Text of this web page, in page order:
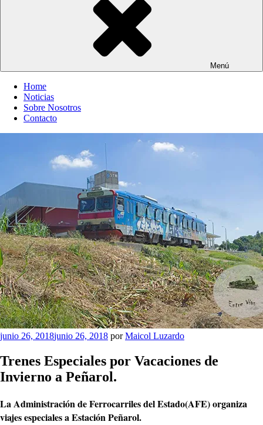
Menú
Home
Noticias
Sobre Nosotros
Contacto
Publicado
junio 26, 2018junio 26, 2018 porMaicol Luzardo
Trenes Especiales por Vacaciones de
Invierno a Peñarol.
La Administración de Ferrocarriles del Estado(AFE) organiza
viajes especiales a Estación Peñarol.